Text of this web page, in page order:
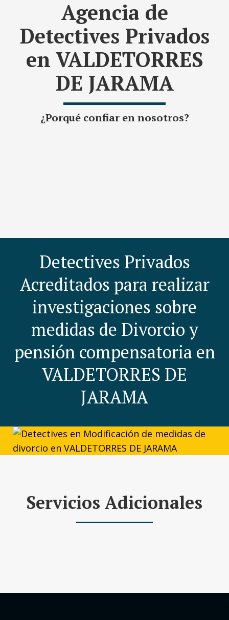
Agencia de
Detectives Privados
en VALDETORRES
DE JARAMA
¿Porqué confiar en nosotros?
Detectives Privados
Acreditados para realizar
investigaciones sobre
medidas de Divorcio y
pensión compensatoria en
VALDETORRES DE
JARAMA
Servicios Adicionales